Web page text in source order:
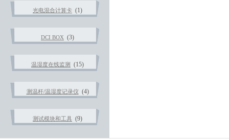
光电混合计算卡 (1)
DCI BOX (3)
温湿度在线监测 (15)
测温杆/温湿度记录仪 (4)
测试模块和工具 (9)